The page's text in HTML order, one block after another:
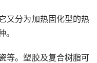
又分为加热固化型的热
等。塑胶及复合树脂可